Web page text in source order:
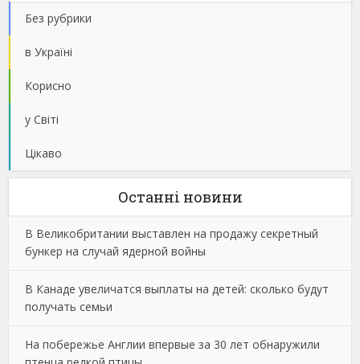
Без рубрики
в Україні
Корисно
у Світі
Цікаво
Останнi новини
В Великобритании выставлен на продажу секретный
бункер на случай ядерной войны
В Канаде увеличатся выплаты на детей: сколько будут
получать семьи
На побережье Англии впервые за 30 лет обнаружили